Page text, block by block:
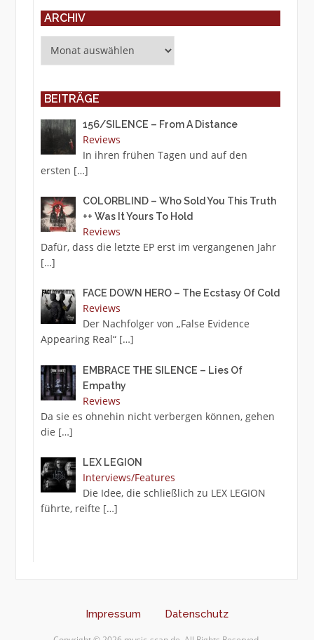
ARCHIV
BEITRÄGE
156/SILENCE – From A Distance
Reviews
In ihren frühen Tagen und auf den
ersten […]
COLORBLIND – Who Sold You This Truth
++ Was It Yours To Hold
Reviews
Dafür, dass die letzte EP erst im vergangenen Jahr
[…]
FACE DOWN HERO – The Ecstasy Of Cold
Reviews
Der Nachfolger von „False Evidence
Appearing Real“ […]
EMBRACE THE SILENCE – Lies Of
Empathy
Reviews
Da sie es ohnehin nicht verbergen können, gehen
die […]
LEX LEGION
Interviews/Features
Die Idee, die schließlich zu LEX LEGION
führte, reifte […]
Impressum Datenschutz